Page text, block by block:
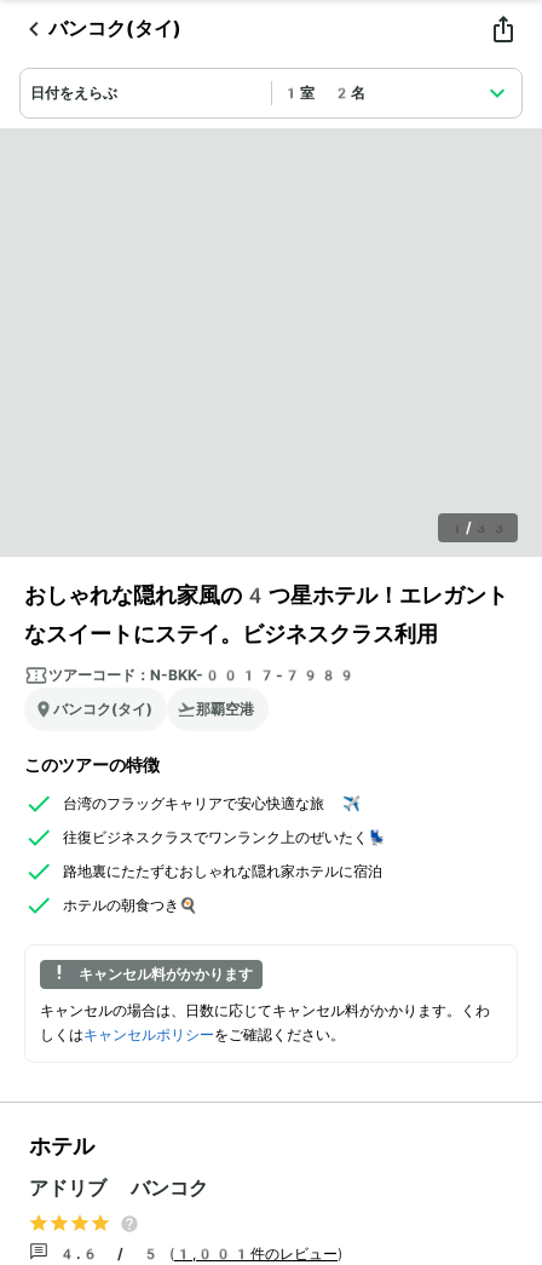
バンコク(タイ)
日付をえらぶ 1室 2名
1 / 33
おしゃれな隠れ家風の4つ星ホテル！エレガント
なスイートにステイ。ビジネスクラス利用
ツアーコード： N-BKK-0017-7989
バンコク(タイ)
那覇空港
このツアーの特徴
台湾のフラッグキャリアで安心快適な旅 ✈️
往復ビジネスクラスでワンランク上のぜいたく💺
路地裏にたたずむおしゃれな隠れ家ホテルに宿泊
ホテルの朝食つき🍳
キャンセル料がかかります
キャンセルの場合は、日数に応じてキャンセル料がかかります。くわ
しくはキャンセルポリシーをご確認ください。
ホテル
アドリブ バンコク
4.6 / 5 ( 1,001件のレビュー)